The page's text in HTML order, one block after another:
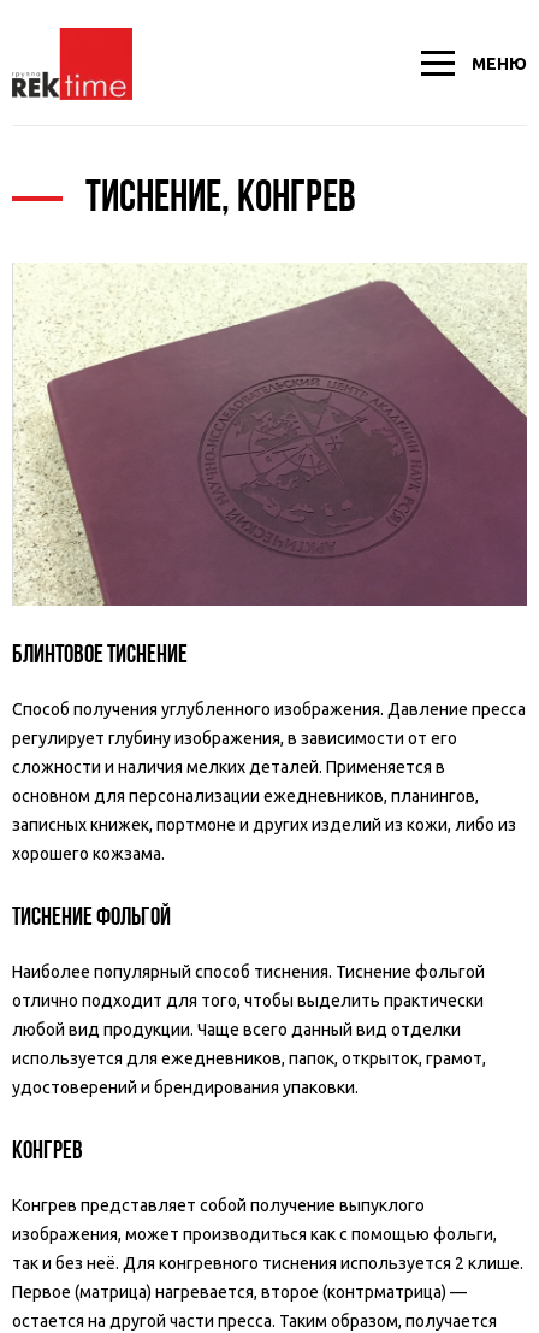
МЕНЮ
ТИСНЕНИЕ, КОНГРЕВ
Блинтовое тиснение
Способ получения углубленного изображения. Давление пресса
регулирует глубину изображения, в зависимости от его
сложности и наличия мелких деталей. Применяется в
основном для персонализации ежедневников, планингов,
записных книжек, портмоне и других изделий из кожи, либо из
хорошего кожзама.
Тиснение фольгой
Наиболее популярный способ тиснения. Тиснение фольгой
отлично подходит для того, чтобы выделить практически
любой вид продукции. Чаще всего данный вид отделки
используется для ежедневников, папок, открыток, грамот,
удостоверений и брендирования упаковки.
Конгрев
Конгрев представляет собой получение выпуклого
изображения, может производиться как с помощью фольги,
так и без неё. Для конгревного тиснения используется 2 клише.
Первое (матрица) нагревается, второе (контрматрица) —
остается на другой части пресса. Таким образом, получается